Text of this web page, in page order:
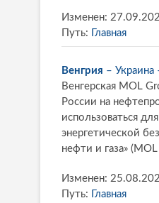
Изменен:
Путь: Главная
Венгрия –
Венгерская MOL
России на
использоваться
энергетической
нефти и газа»
Изменен:
Путь: Главная